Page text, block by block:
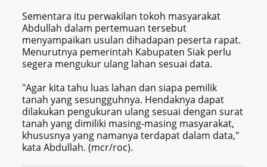
Sementara itu perwakilan tokoh masyarakat
Abdullah dalam pertemuan tersebut
menyampaikan usulan dihadapan peserta rapat.
Menurutnya pemerintah Kabupaten Siak perlu
segera mengukur ulang lahan sesuai data.
"Agar kita tahu luas lahan dan siapa pemilik
tanah yang sesungguhnya. Hendaknya dapat
dilakukan pengukuran ulang sesuai dengan surat
tanah yang dimiliki masing-masing masyarakat,
khususnya yang namanya terdapat dalam data,"
kata Abdullah. (mcr/roc).